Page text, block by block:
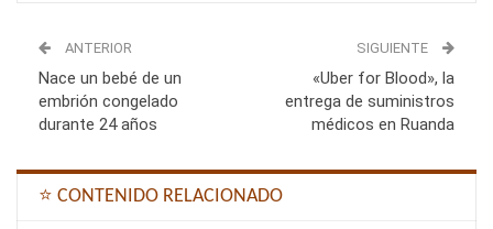
ANTERIOR
Nace un bebé de un
embrión congelado
durante 24 años
SIGUIENTE
«Uber for Blood», la
entrega de suministros
médicos en Ruanda
⭐ CONTENIDO RELACIONADO